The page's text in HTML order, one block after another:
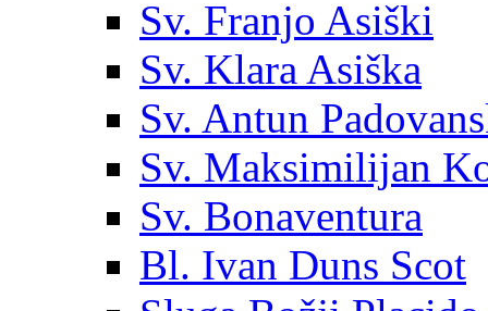
Sv. Franjo Asiški
Sv. Klara Asiška
Sv. Antun
Sv. Maksimilijan
Sv. Bonaventura
Bl. Ivan Duns Scot